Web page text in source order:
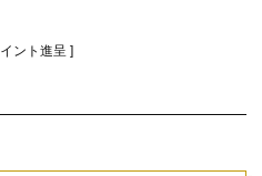
ント進呈 ]